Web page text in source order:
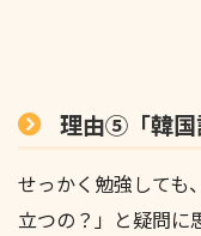
理由⑤「韓国
せっかく勉強しても
立つの？」と疑問に